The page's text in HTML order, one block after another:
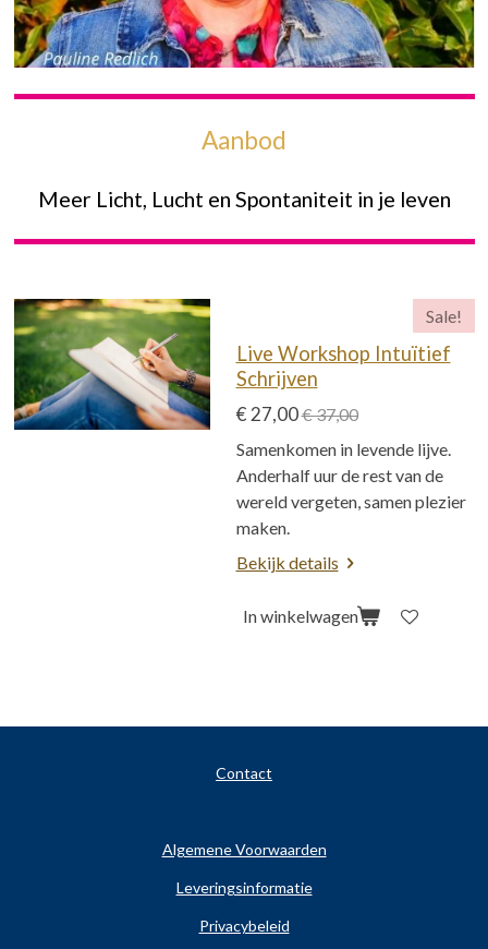
Aanbod
Meer Licht, Lucht en Spontaniteit in je leven
Sale!
Live Workshop Intuïtief
Schrijven
€ 27,00€ 37,00
Samenkomen in levende lijve.
Anderhalf uur de rest van de
wereld vergeten, samen plezier
maken.
Bekijk details
In winkelwagen
Contact
Algemene Voorwaarden
Leveringsinformatie
Privacybeleid